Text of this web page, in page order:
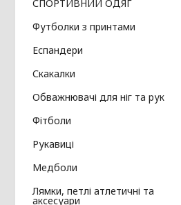
СПОРТИВНИЙ ОДЯГ
Футболки з принтами
Еспандери
Скакалки
Обважнювачі для ніг та рук
Фітболи
Рукавиці
Медболи
Лямки, петлі атлетичні та
аксесуари